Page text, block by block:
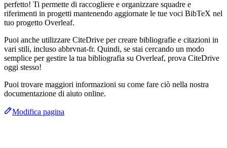
perfetto! Ti permette di raccogliere e organizzare squadre e
riferimenti in progetti mantenendo aggiornate le tue voci BibTeX nel
tuo progetto Overleaf.
Puoi anche utilizzare CiteDrive per creare bibliografie e citazioni in
vari stili, incluso abbrvnat-fr. Quindi, se stai cercando un modo
semplice per gestire la tua bibliografia su Overleaf, prova CiteDrive
oggi stesso!
Puoi trovare maggiori informazioni su come fare ciò nella nostra
documentazione di aiuto online.
Modifica pagina